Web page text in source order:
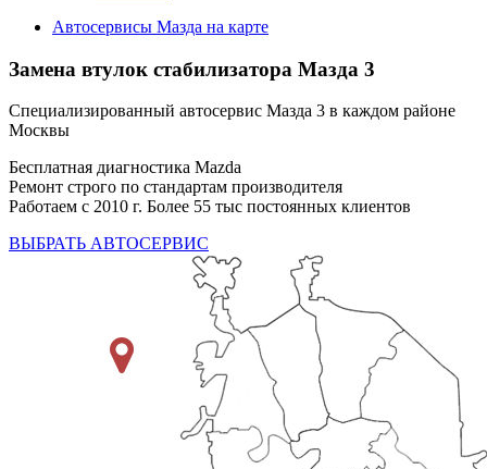
Автосервисы Мазда на карте
Замена втулок стабилизатора Мазда 3
Специализированный автосервис Мазда 3 в каждом районе
Москвы
Бесплатная диагностика Mazda
Ремонт строго по стандартам производителя
Работаем с 2010 г. Более 55 тыс постоянных клиентов
ВЫБРАТЬ АВТОСЕРВИС